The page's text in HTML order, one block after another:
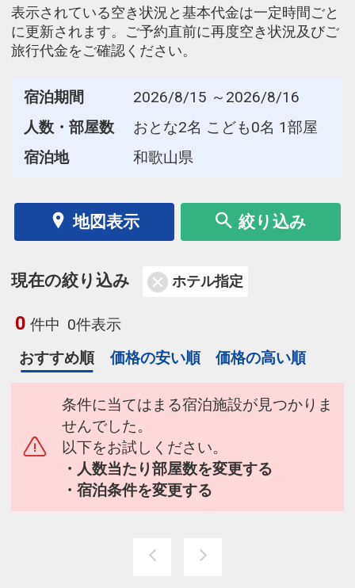
表示されている空き状況と基本代金は一定時間ごと
に更新されます。ご予約直前に再度空き状況及びご
旅行代金をご確認ください。
宿泊期間
2026/8/15 ～2026/8/16
人数・部屋数
おとな2名 こども0名 1部屋
宿泊地
和歌山県
地図表示 絞り込み
現在の絞り込み ホテル指定
0 件中 0件表示
おすすめ順
価格の安い順 価格の高い順
条件に当てはまる宿泊施設が見つかりま
せんでした。
以下をお試しください。
・人数当たり部屋数を変更する
・宿泊条件を変更する